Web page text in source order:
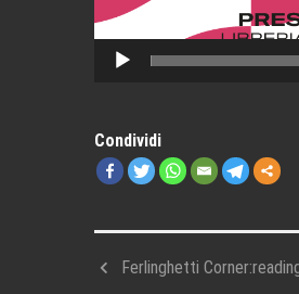
Condividi
Ferlinghetti